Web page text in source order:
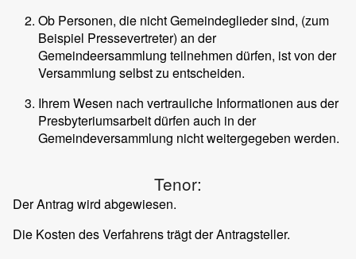
Ob Personen, die nicht Gemeindeglieder sind, (zum
Beispiel Pressevertreter) an der
Gemeindeersammlung teilnehmen dürfen, ist von der
Versammlung selbst zu entscheiden.
Ihrem Wesen nach vertrauliche Informationen aus der
Presbyteriumsarbeit dürfen auch in der
Gemeindeversammlung nicht weitergegeben werden.
Tenor:
Der Antrag wird abgewiesen.
Die Kosten des Verfahrens trägt der Antragsteller.